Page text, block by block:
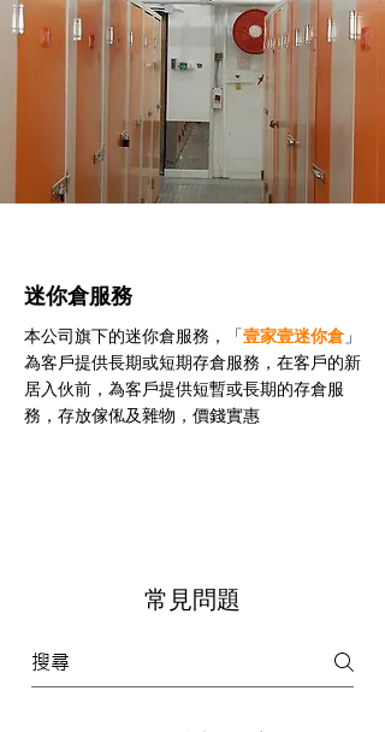
迷你倉服務
本公司旗下的迷你倉服務，「壹家壹迷你倉 」
為客戶提供長期或短期存倉服務，在客戶的新
居入伙前，為客戶提供短暫或長期的存倉服
務，存放傢俬及雜物，價錢實惠
常見問題